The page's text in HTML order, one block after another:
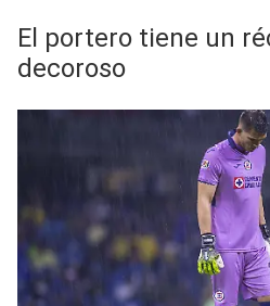
El portero tiene un
decoroso